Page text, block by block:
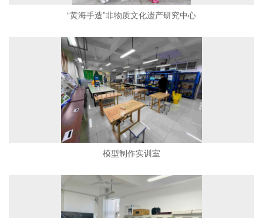
“黄海手造”非物质文化遗产研究中心
模型制作实训室